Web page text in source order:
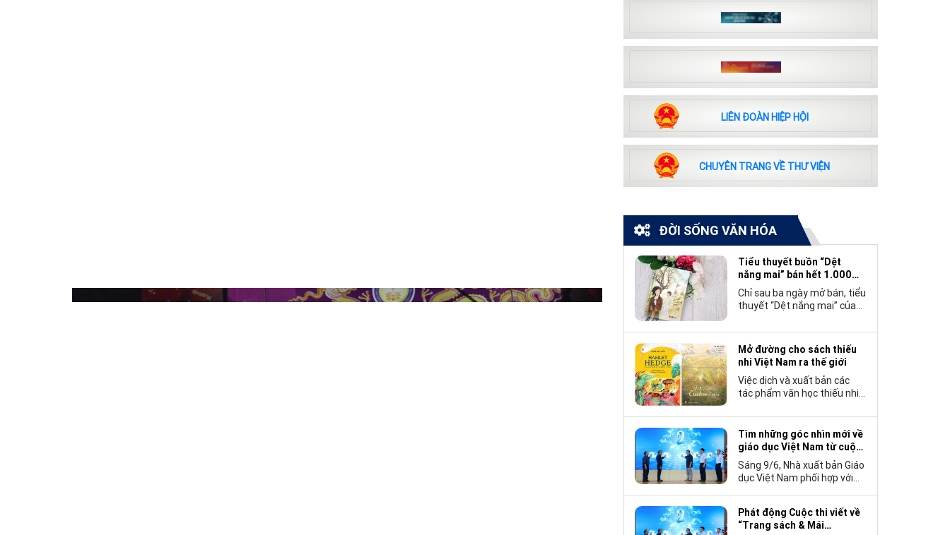
LIÊN ĐOÀN HIỆP HỘI
CHUYÊN TRANG VỀ THƯ VIỆN
ĐỜI SỐNG VĂN HÓA
Tiểu thuyết buồn “Dệt
nắng mai” bán hết 1.000
bản trong 3 ngày
Chỉ sau ba ngày mở bán, tiểu
thuyết “Dệt nắng mai” của
nên một hiện tượng đáng
chú ý trong làng văn chương
trẻ khi cán mốc 1.000 bản
tiêu thụ.
Mở đường cho sách thiếu
nhi Việt Nam ra thế giới
Việc dịch và xuất bản các
tác phẩm văn học thiếu nhi
không chỉ mở rộng cơ hội
tiếp cận cho độc giả quốc tế,
mà còn góp phần đưa những
câu chuyện mang đậm bản
sắc văn hóa Việt Nam bước
ra thế giới.
Tìm những góc nhìn mới về
giáo dục Việt Nam từ cuộc
thi viết “Trang sách và Mái
trường”
Sáng 9/6, Nhà xuất bản Giáo
dục Việt Nam phối hợp với
viết về “Trang sách và Mái
trường”, hướng tới kỷ niệm
Phát động Cuộc thi viết về
“Trang sách & Mái